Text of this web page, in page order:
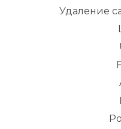
Удаление